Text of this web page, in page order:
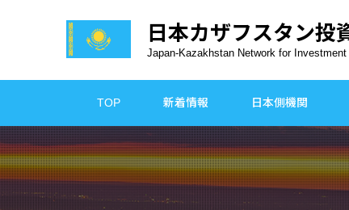
日本カザフスタン投
Japan-Kazakhstan Network for
TOP 新着情報 日本側機関